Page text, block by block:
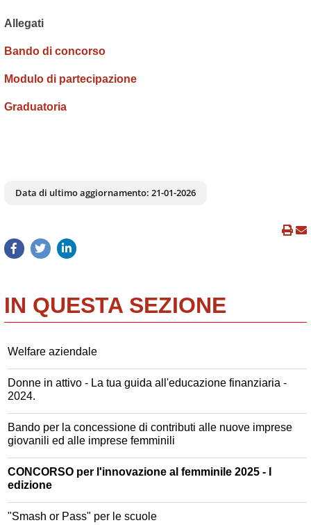
Allegati
Bando di concorso
Modulo di partecipazione
Graduatoria
Data di ultimo aggiornamento: 21-01-2026
IN QUESTA SEZIONE
Welfare aziendale
Donne in attivo - La tua guida all'educazione finanziaria -
2024.
Bando per la concessione di contributi alle nuove imprese
giovanili ed alle imprese femminili
CONCORSO per l'innovazione al femminile 2025 - I
edizione
"Smash or Pass" per le scuole